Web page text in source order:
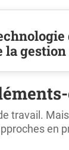
la gestion
travail.
en